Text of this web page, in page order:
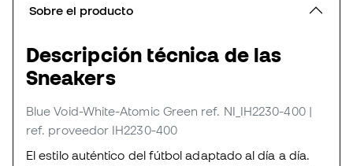
Sobre el producto
Descripción técnica de las
Sneakers
Blue Void-White-Atomic Green ref. NI_IH2230-400 |
ref. proveedor IH2230-400
El estilo auténtico del fútbol adaptado al día a día.